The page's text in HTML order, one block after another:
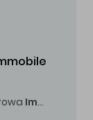
Immobile